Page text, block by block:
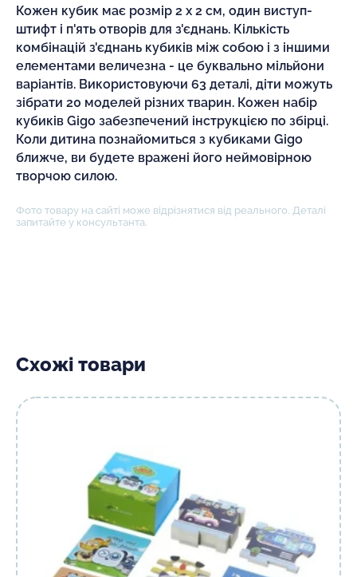
Кожен кубик має розмір 2 х 2 см, один виступ-
штифт і п'ять отворів для з'єднань. Кількість
комбінацій з'єднань кубиків між собою і з іншими
елементами величезна - це буквально мільйони
варіантів. Використовуючи 63 деталі, діти можуть
зібрати 20 моделей різних тварин. Кожен набір
кубиків Gigo забезпечений інструкцією по збірці.
Коли дитина познайомиться з кубиками Gigo
ближче, ви будете вражені його неймовірною
творчою силою.
Фото товару на сайті може відрізнятися від реального. Деталі
запитайте у консультанта.
Схожі товари